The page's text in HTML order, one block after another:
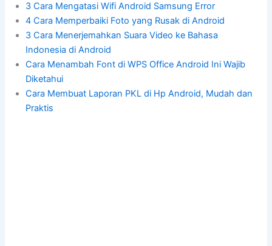
3 Cara Mengatasi Wifi Android Samsung Error
4 Cara Memperbaiki Foto yang Rusak di Android
3 Cara Menerjemahkan Suara Video ke Bahasa
Indonesia di Android
Cara Menambah Font di WPS Office Android Ini Wajib
Diketahui
Cara Membuat Laporan PKL di Hp Android, Mudah dan
Praktis